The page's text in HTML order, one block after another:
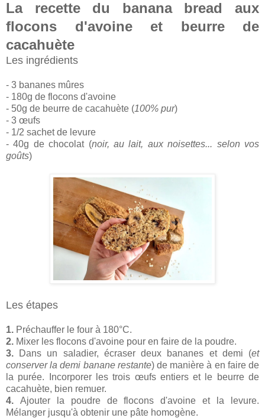
La recette du banana bread aux
flocons d'avoine et beurre de
cacahuète
Les ingrédients
- 3 bananes mûres
- 180g de flocons d'avoine
- 50g de beurre de cacahuète (100% pur)
- 3 œufs
- 1/2 sachet de levure
- 40g de chocolat (noir, au lait, aux noisettes... selon vos
goûts)
Les étapes
1. Préchauffer le four à 180°C.
2. Mixer les flocons d'avoine pour en faire de la poudre.
3. Dans un saladier, écraser deux bananes et demi (et
conserver la demi banane restante) de manière à en faire de
la purée. Incorporer les trois œufs entiers et le beurre de
cacahuète, bien remuer.
4. Ajouter la poudre de flocons d'avoine et la levure.
Mélanger jusqu'à obtenir une pâte homogène.